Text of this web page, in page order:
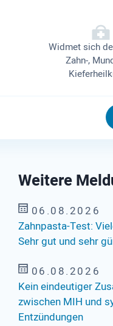
Widmet sich
Zahn-,
Weitere
06.08.2026
Zahnpasta-Test:
Sehr gut und sehr
06.08.2026
Kein eindeutiger
zwischen MIH und
Entzündungen